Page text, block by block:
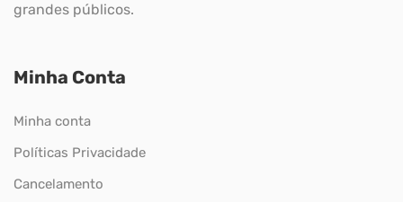
grandes públicos.
Minha Conta
Minha conta
Políticas Privacidade
Cancelamento